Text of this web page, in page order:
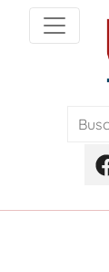
content